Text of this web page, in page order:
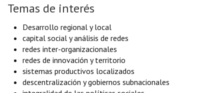
Temas de interés
Desarrollo regional y local
capital social y análisis de redes
redes inter-organizacionales
redes de innovación y territorio
sistemas productivos localizados
descentralización y gobiernos subnacionales